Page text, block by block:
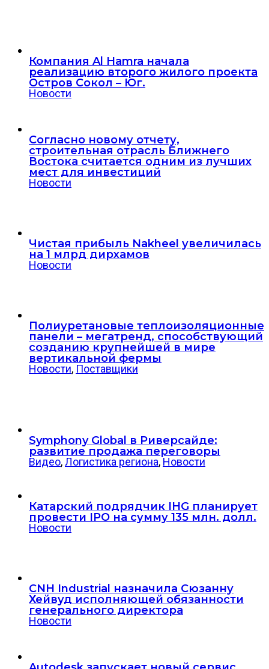
Компания Al Hamra начала
реализацию второго жилого проекта
Остров Сокол – Юг.
Новости
Согласно новому отчету,
строительная отрасль Ближнего
Востока считается одним из лучших
мест для инвестиций
Новости
Чистая прибыль Nakheel увеличилась
на 1 млрд дирхамов
Новости
Полиуретановые теплоизоляционные
панели – мегатренд, способствующий
созданию крупнейшей в мире
вертикальной фермы
Новости, Поставщики
Symphony Global в Риверсайде:
развитие продажа переговоры
Видео,Логистика региона, Новости
Катарский подрядчик IHG планирует
провести IPO на сумму 135 млн. долл.
Новости
CNH Industrial назначила Сюзанну
Хейвуд исполняющей обязанности
генерального директора
Новости